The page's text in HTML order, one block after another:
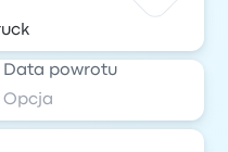
Data powrotu